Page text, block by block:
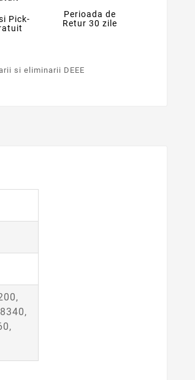
Pick-
Perioada de
Retur 30 zile
si eliminarii DEEE